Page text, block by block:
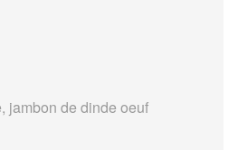
jambon de dinde oeuf